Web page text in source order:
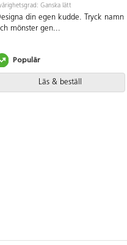
Ganska lätt
din egen kudde. Tryck namn
mönster gen...
Läs & beställ
Populär